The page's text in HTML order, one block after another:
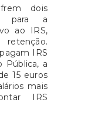
dois
para a
ao IRS,
retenção.
IRS
Pública, a
15 euros
mais
IRS